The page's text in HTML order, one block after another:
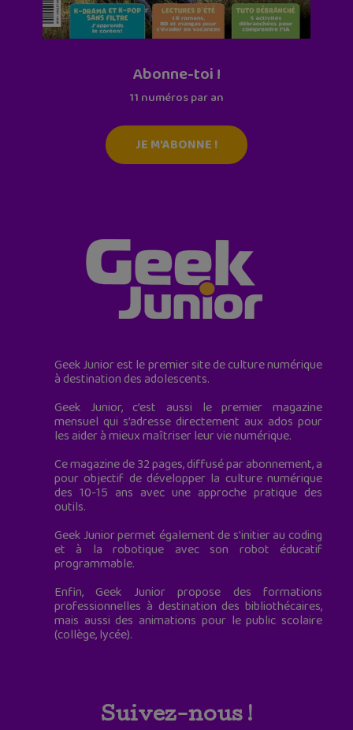
Abonne-toi !
11 numéros par an
JE M'ABONNE !
Geek Junior est le premier site de culture numérique
à destination des adolescents.
Geek Junior, c’est aussi le premier magazine
mensuel qui s’adresse directement aux ados pour
les aider à mieux maîtriser leur vie numérique.
Ce magazine de 32 pages, diffusé par abonnement, a
pour objectif de développer la culture numérique
des 10-15 ans avec une approche pratique des
outils.
Geek Junior permet également de s'initier au coding
et à la robotique avec son robot éducatif
programmable.
Enfin, Geek Junior propose des formations
professionnelles à destination des bibliothécaires,
mais aussi des animations pour le public scolaire
(collège, lycée).
Suivez-nous !